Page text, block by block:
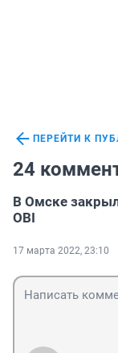
ПЕРЕЙТИ К
24
В Омске
OBI
17 марта 2022, 23:10